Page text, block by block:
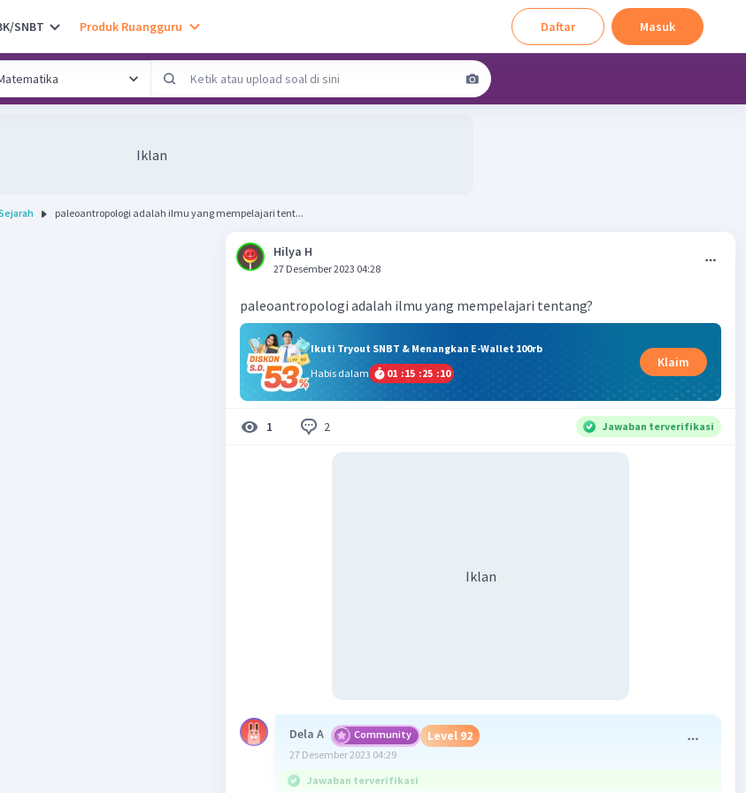
SNBT Produk Ruangguru Daftar Masuk
Iklan
paleoantropologi adalah ilmu yang mempelajari tent...
Hilya H
27 Desember 2023 04:28
paleoantropologi adalah ilmu yang mempelajari tentang?
Ikuti Tryout SNBT & Menangkan E-Wallet 100rb
Habis dalam
01 :15 :25 :09
Klaim
1 2 Jawaban terverifikasi
Iklan
Dela A Community Level 92
27 Desember 2023 04:29
Jawaban terverifikasi